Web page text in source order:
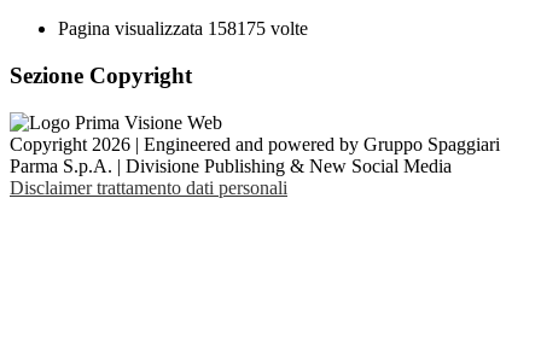
Pagina visualizzata 158175 volte
Sezione Copyright
Copyright 2026 | Engineered and powered by Gruppo Spaggiari
Parma S.p.A. | Divisione Publishing & New Social Media
Disclaimer trattamento dati personali